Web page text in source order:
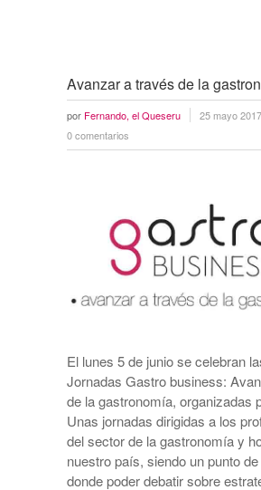
Avanzar a través de la
por Fernando, el Queseru
25 mayo 2017
0 comentarios
El lunes 5 de junio se celebran
Jornadas Gastro business:
de la gastronomía, organizadas
Unas jornadas dirigidas a los
del sector de la gastronomía y
nuestro país, siendo un punto
donde poder debatir sobre